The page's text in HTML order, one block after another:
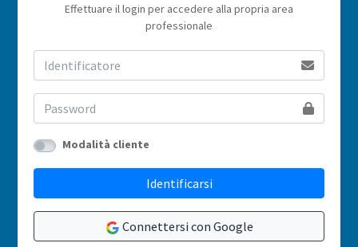
Effettuare il login per accedere alla propria area
professionale
Modalità cliente
Identificarsi
Connettersi con Google